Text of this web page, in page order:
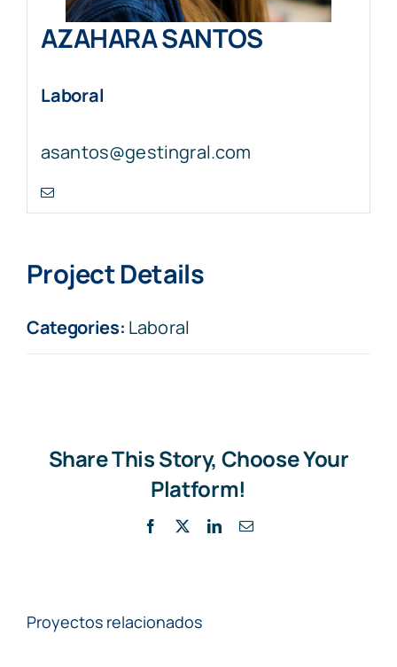
AZAHARA SANTOS
Laboral
asantos@gestingral.com
Project Details
Categories: Laboral
Share This Story, Choose Your
Platform!
Facebook LinkedInCorreo
Proyectos relacionados